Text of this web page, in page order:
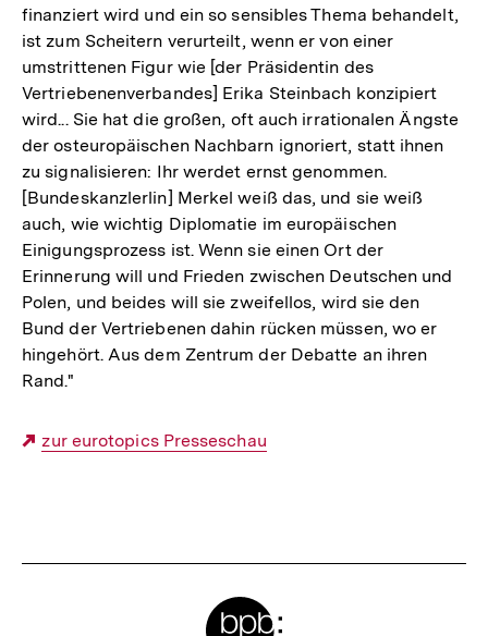
finanziert wird und ein so sensibles Thema behandelt,
ist zum Scheitern verurteilt, wenn er von einer
umstrittenen Figur wie [der Präsidentin des
Vertriebenenverbandes] Erika Steinbach konzipiert
wird... Sie hat die großen, oft auch irrationalen Ängste
der osteuropäischen Nachbarn ignoriert, statt ihnen
zu signalisieren: Ihr werdet ernst genommen.
[Bundeskanzlerlin] Merkel weiß das, und sie weiß
auch, wie wichtig Diplomatie im europäischen
Einigungsprozess ist. Wenn sie einen Ort der
Erinnerung will und Frieden zwischen Deutschen und
Polen, und beides will sie zweifellos, wird sie den
Bund der Vertriebenen dahin rücken müssen, wo er
hingehört. Aus dem Zentrum der Debatte an ihren
Rand."
Externer
zur eurotopics Presseschau